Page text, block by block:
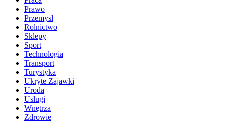
Prawo
Przemysł
Rolnictwo
Sklepy
Sport
Technologia
Transport
Turystyka
Ukryte Zajawki
Uroda
Usługi
Wnętrza
Zdrowie